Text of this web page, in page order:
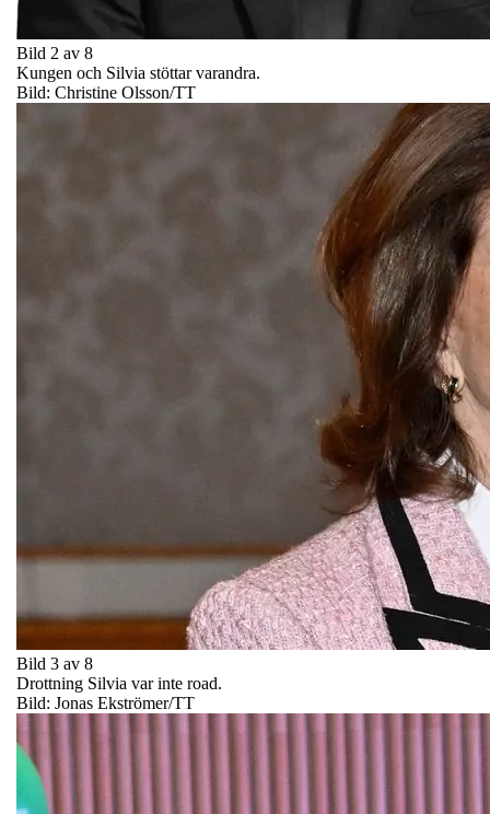
Bild 2 av 8
Kungen och Silvia stöttar varandra.
Bild: Christine Olsson/TT
Bild 3 av 8
Drottning Silvia var inte road.
Bild: Jonas Ekströmer/TT